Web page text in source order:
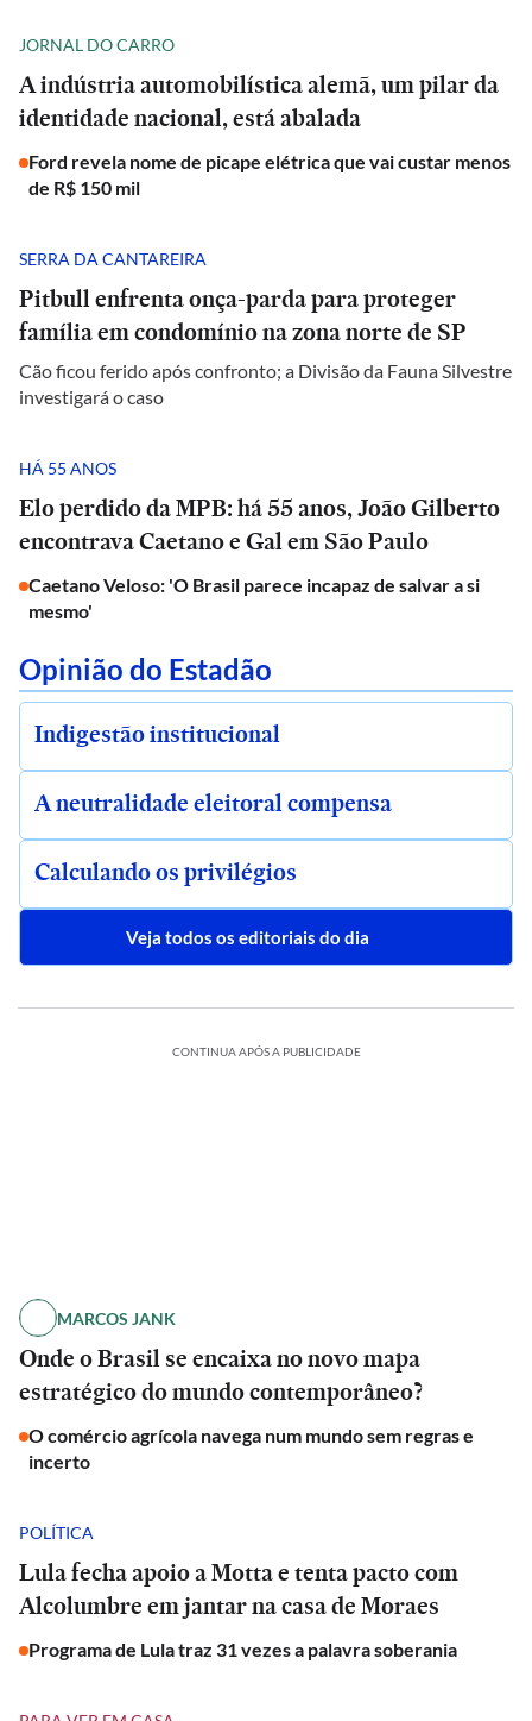
JORNAL DO CARRO
A indústria automobilística alemã, um pilar da
identidade nacional, está abalada
Ford revela nome de picape elétrica que vai custar menos
de R$ 150 mil
SERRA DA CANTAREIRA
Pitbull enfrenta onça-parda para proteger
família em condomínio na zona norte de SP
Cão ficou ferido após confronto; a Divisão da Fauna Silvestre
investigará o caso
HÁ 55 ANOS
Elo perdido da MPB: há 55 anos, João Gilberto
encontrava Caetano e Gal em São Paulo
Caetano Veloso: 'O Brasil parece incapaz de salvar a si
mesmo'
Opinião do Estadão
Indigestão institucional
A neutralidade eleitoral compensa
Calculando os privilégios
Veja todos os editoriais do dia
CONTINUA APÓS A PUBLICIDADE
MARCOS JANK
Onde o Brasil se encaixa no novo mapa
estratégico do mundo contemporâneo?
O comércio agrícola navega num mundo sem regras e
incerto
POLÍTICA
Lula fecha apoio a Motta e tenta pacto com
Alcolumbre em jantar na casa de Moraes
Programa de Lula traz 31 vezes a palavra soberania